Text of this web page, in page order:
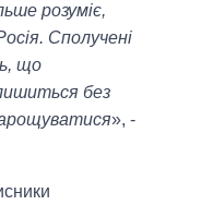
розуміє,
Сполучені
що
без
», -